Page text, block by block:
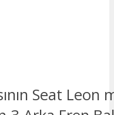
Seat Leon